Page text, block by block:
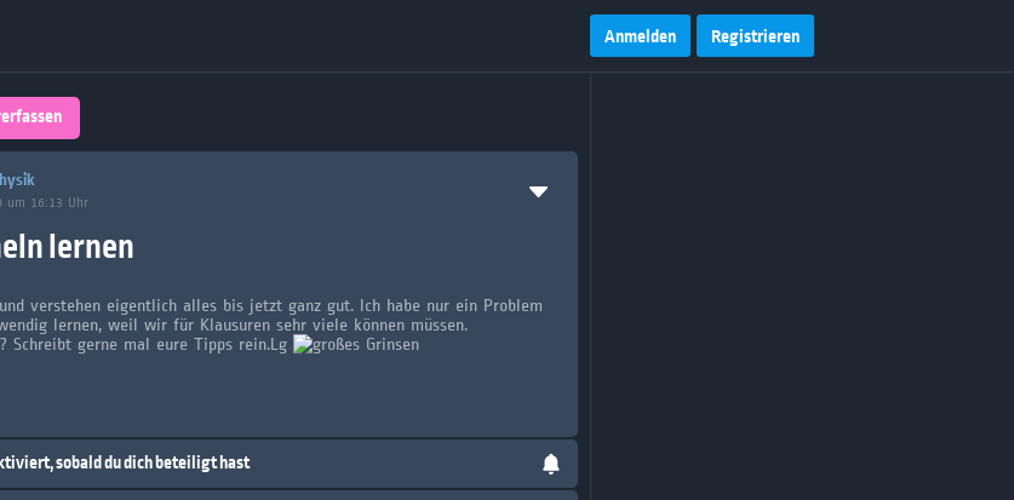
Anmelden Registrieren
um 16:13 Uhr
lernen
verstehen eigentlich alles bis jetzt ganz gut. Ich habe nur ein Problem
lernen, weil wir für Klausuren sehr viele können müssen.
Schreibt gerne mal eure Tipps rein.Lg
sobald du dich beteiligt hast